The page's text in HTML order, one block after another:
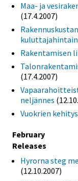
Maa- ja
(17.4.2007)
Rakentamisen
(17.4.2007)
neljännes
Vuokrien
February
Releases
Hyrorna steg
(12.10.2007)